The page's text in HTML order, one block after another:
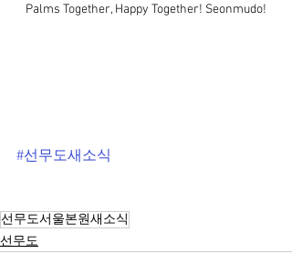
Palms Together, Happy Together! Seonmudo!
#선무도새소식
선무도서울본원새소식
선무도